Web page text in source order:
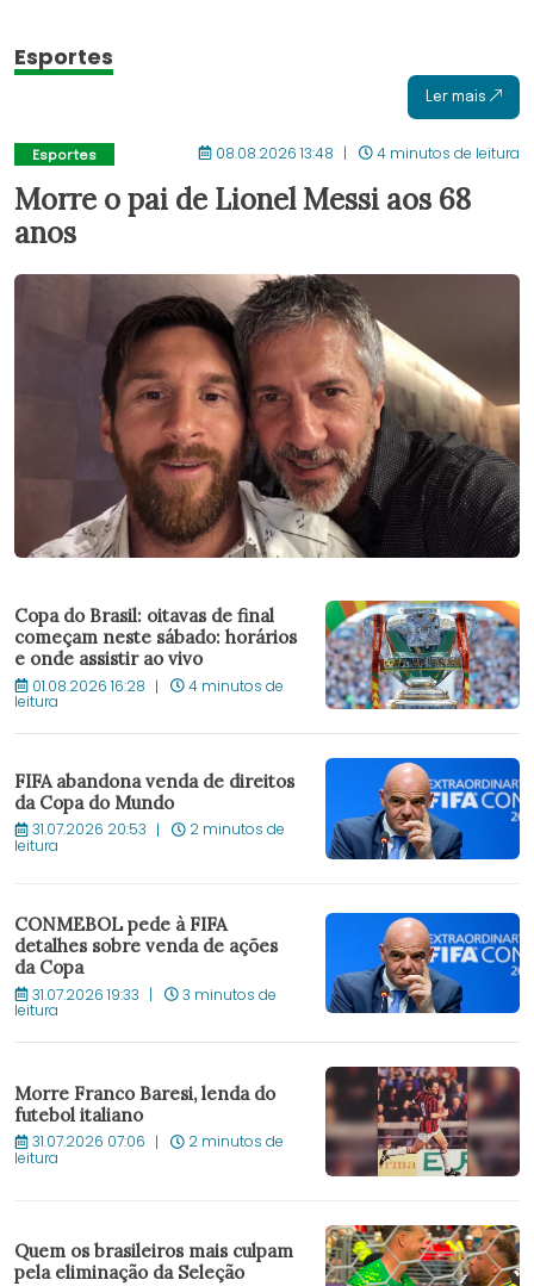
Esportes
Ler mais
Esportes 08.08.2026 13:48 4 minutos de leitura
Morre o pai de Lionel Messi aos 68
anos
Copa do Brasil: oitavas de final
começam neste sábado: horários
e onde assistir ao vivo
01.08.2026 16:28 4 minutos de
leitura
FIFA abandona venda de direitos
da Copa do Mundo
31.07.2026 20:53 2 minutos de
leitura
CONMEBOL pede à FIFA
detalhes sobre venda de ações
da Copa
31.07.2026 19:33 3 minutos de
leitura
Morre Franco Baresi, lenda do
futebol italiano
31.07.2026 07:06 2 minutos de
leitura
Quem os brasileiros mais culpam
pela eliminação da Seleção